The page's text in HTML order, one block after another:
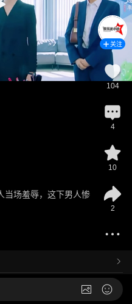
当场羞辱，这下男人惨
关注
104
4
10
2